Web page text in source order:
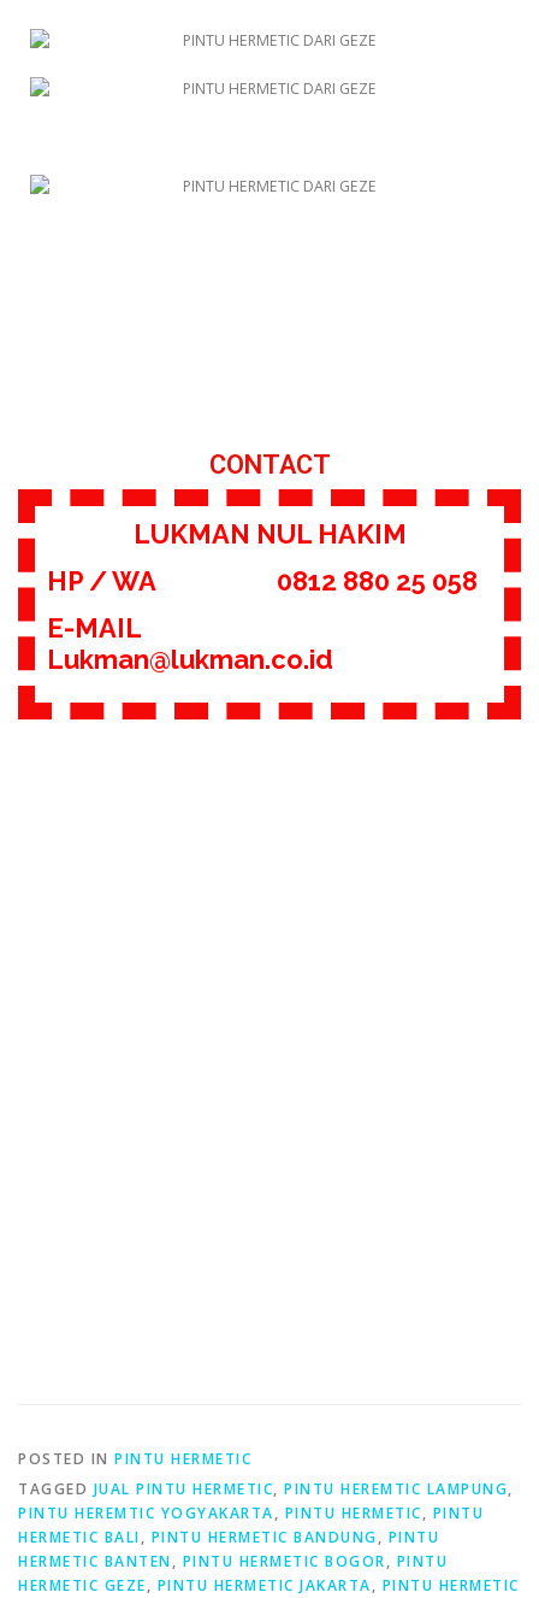
CONTACT
LUKMAN NUL HAKIM
HP / WA 0812 880 25 058
E-MAIL
Lukman@lukman.co.id
POSTED IN PINTU HERMETIC
TAGGED JUAL PINTU HERMETIC, PINTU HEREMTIC LAMPUNG,
PINTU HEREMTIC YOGYAKARTA, PINTU HERMETIC, PINTU
HERMETIC BALI, PINTU HERMETIC BANDUNG, PINTU
HERMETIC BANTEN, PINTU HERMETIC BOGOR, PINTU
HERMETIC GEZE, PINTU HERMETIC JAKARTA, PINTU HERMETIC